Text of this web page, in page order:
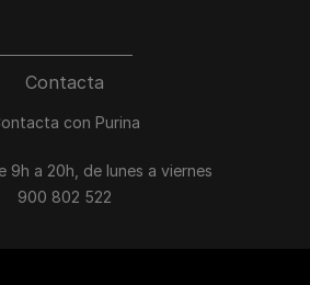
Contacta
con Purina
9h a 20h, de lunes a viernes
900 802 522